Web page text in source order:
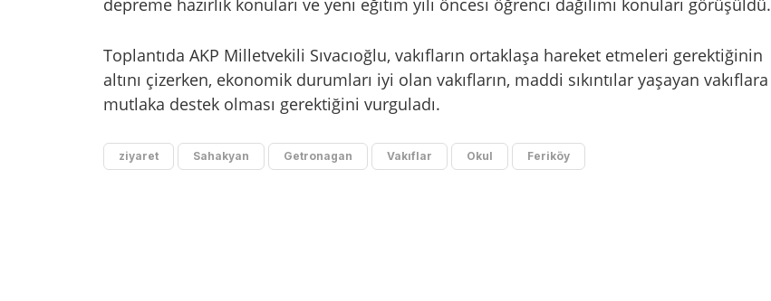
depreme hazırlık konuları ve yeni eğitim yılı öncesi öğrenci dağılımı konuları görüşüldü.
Toplantıda AKP Milletvekili Sıvacıoğlu, vakıfların ortaklaşa hareket etmeleri gerektiğinin
altını çizerken, ekonomik durumları iyi olan vakıfların, maddi sıkıntılar yaşayan vakıflara
mutlaka destek olması gerektiğini vurguladı.
ziyaret Sahakyan Getronagan Vakıflar Okul Feriköy